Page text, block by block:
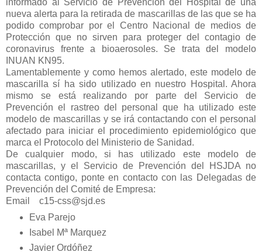
nueva alerta para la retirada de mascarillas de las que se ha
podido comprobar por el Centro Nacional de medios de
Protección que no sirven para proteger del contagio de
coronavirus frente a bioaerosoles. Se trata del modelo
INUAN KN95.
Lamentablemente y como hemos alertado, este modelo de
mascarilla sí ha sido utilizado en nuestro Hospital. Ahora
mismo se está realizando por parte del Servicio de
Prevención el rastreo del personal que ha utilizado este
modelo de mascarillas y se irá contactando con el personal
afectado para iniciar el procedimiento epidemiológico que
marca el Protocolo del Ministerio de Sanidad.
De cualquier modo, si has utilizado este modelo de
mascarillas, y el Servicio de Prevención del HSJDA no
contacta contigo, ponte en contacto con las Delegadas de
Prevención del Comité de Empresa:
Email c15-css@sjd.es
Eva Parejo
Isabel Mª Marquez
Javier Ordóñez